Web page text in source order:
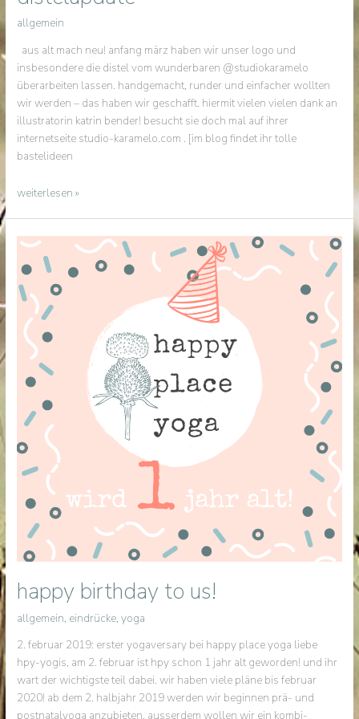
allgemein
aus alt mach neu! anfang märz haben wir unser logo und
insbesondere die distel vom wunderbaren @studiokaramelo
überarbeiten lassen. handgemacht, runder und einfacher wollten
wir werden – das haben wir geschafft. hiermit vielen vielen dank an
illustratorin katrin bender! besucht sie doch mal auf ihrer
internetseite studio-karamelo.com . [im blog findet ihr tolle
bastelideen
distelupdate
weiterlesen »
happy birthday to us!
allgemein, eindrücke,yoga
2. februar 2019: erster yogaversary bei happy place yoga liebe
hpy-yogis, am 2. februar ist hpy schon 1 jahr alt geworden! und ihr
wart der wichtigste teil dabei. wir haben viele pläne bis februar
2020! ab dem 2. halbjahr 2019 werden wir beginnen prä- und
postnatalyoga anzubieten. ausserdem wollen wir ein kombi-